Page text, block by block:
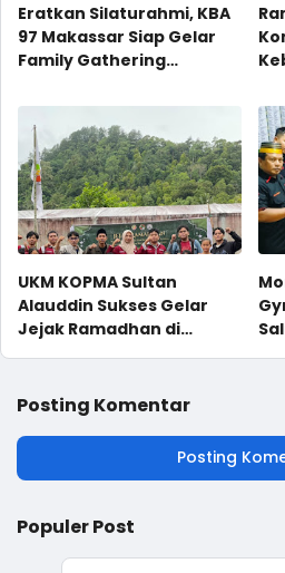
Eratkan Silaturahmi, KBA
97 Makassar Siap Gelar
Family Gathering
UKM KOPMA Sultan
Alauddin Sukses Gelar
Jejak Ramadhan di
Posting Komentar
Posting
Populer Post